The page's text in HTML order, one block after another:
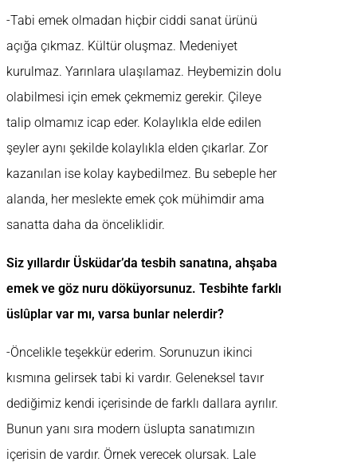
-Tabi emek olmadan hiçbir ciddi sanat ürünü
açığa çıkmaz. Kültür oluşmaz. Medeniyet
kurulmaz. Yarınlara ulaşılamaz. Heybemizin dolu
olabilmesi için emek çekmemiz gerekir. Çileye
talip olmamız icap eder. Kolaylıkla elde edilen
şeyler aynı şekilde kolaylıkla elden çıkarlar. Zor
kazanılan ise kolay kaybedilmez. Bu sebeple her
alanda, her meslekte emek çok mühimdir ama
sanatta daha da önceliklidir.
Siz yıllardır Üsküdar’da tesbih sanatına, ahşaba
emek ve göz nuru döküyorsunuz. Tesbihte farklı
üslûplar var mı, varsa bunlar nelerdir?
-Öncelikle teşekkür ederim. Sorunuzun ikinci
kısmına gelirsek tabi ki vardır. Geleneksel tavır
dediğimiz kendi içerisinde de farklı dallara ayrılır.
Bunun yanı sıra modern üslupta sanatımızın
içerisin de vardır. Örnek verecek olursak. Lale